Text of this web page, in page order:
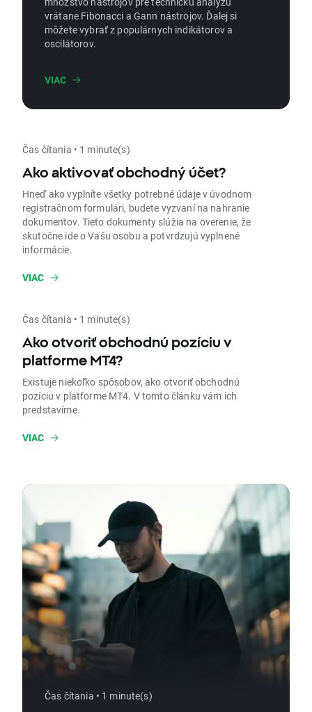
vrátane Fibonacci a Gann nástrojov. Ďalej si
môžete vybrať z populárnych indikátorov a
oscilátorov.
VIAC
Čas čítania • 1 minute(s)
Ako aktivovať obchodný účet?
Hneď ako vyplníte všetky potrebné údaje v úvodnom
registračnom formulári, budete vyzvaní na nahranie
dokumentov. Tieto dokumenty slúžia na overenie, že
skutočne ide o Vašu osobu a potvrdzujú vyplnené
informácie.
VIAC
Čas čítania • 1 minute(s)
Ako otvoriť obchodnú pozíciu v
platforme MT4?
Existuje niekoľko spôsobov, ako otvoriť obchodnú
pozíciu v platforme MT4. V tomto článku vám ich
predstavíme.
VIAC
Čas čítania • 1 minute(s)